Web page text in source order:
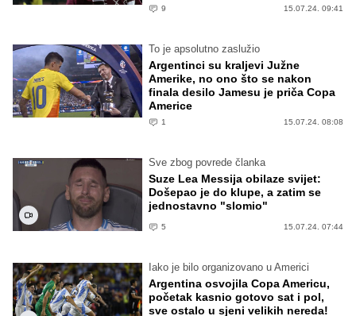
9 15.07.24. 09:41
To je apsolutno zaslužio
Argentinci su kraljevi Južne
Amerike, no ono što se nakon
finala desilo Jamesu je priča Copa
Americe
1 15.07.24. 08:08
Sve zbog povrede članka
Suze Lea Messija obilaze svijet:
Došepao je do klupe, a zatim se
jednostavno "slomio"
5 15.07.24. 07:44
Iako je bilo organizovano u Americi
Argentina osvojila Copa Americu,
početak kasnio gotovo sat i pol,
sve ostalo u sjeni velikih nereda!